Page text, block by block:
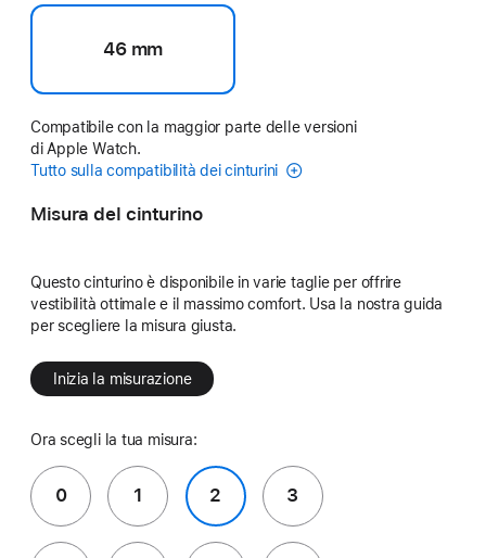
46 mm
Compatibile con la maggior parte delle versioni
di Apple Watch.
Tutto sulla compatibilità dei cinturini
Misura del cinturino
Questo cinturino è disponibile in varie taglie per offrire
vestibilità ottimale e il massimo comfort. Usa la nostra guida
per scegliere la misura giusta.
Inizia la misurazione
Ora scegli la tua misura:
0 1 2 3